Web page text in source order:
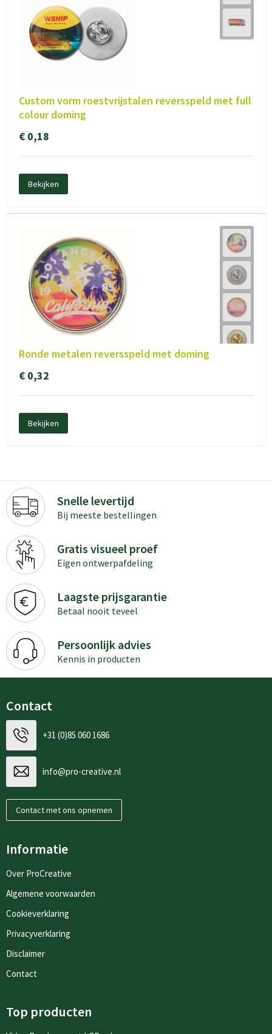
Custom vorm roestvrijstalen reversspeld met full
colour doming
€ 0,18
Bekijken
Ronde metalen reversspeld met doming
€ 0,32
Bekijken
Snelle levertijd
Bij meeste bestellingen
Gratis visueel proef
Eigen ontwerpafdeling
Laagste prijsgarantie
Betaal nooit teveel
Persoonlijk advies
Kennis in producten
Contact
+31 (0)85 060 1686
info@pro-creative.nl
Contact met ons opnemen
Informatie
Over ProCreative
Algemene voorwaarden
Cookieverklaring
Privacyverklaring
Disclaimer
Contact
Top producten